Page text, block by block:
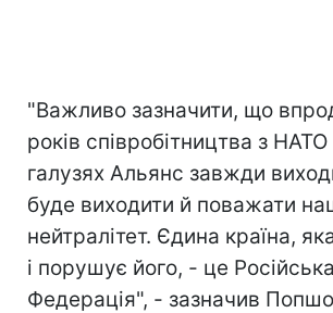
"Важливо зазначити, що
років співробітництва з
галузях Альянс завжди
буде виходити й поважати
нейтралітет. Єдина країна,
і порушує його, - це Російська
Федерація", - зазначив